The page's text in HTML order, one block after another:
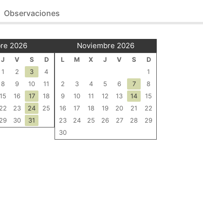
2026
J V S
D
1
2 3
4
8 9 10
11
15 16 17
18
22 23 24
25
29 30 31
Noviembre 2026
L M X J V S
D
1
2
3 4 5 6 7
8
9
10 11 12 13 14
15
16
17 18 19 20 21
22
23
24 25 26 27 28
29
30
Observaciones
de la convocatoria 2025-2027